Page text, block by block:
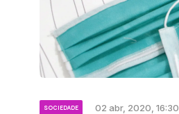
SOCIEDADE 02 abr, 2020, 16:30